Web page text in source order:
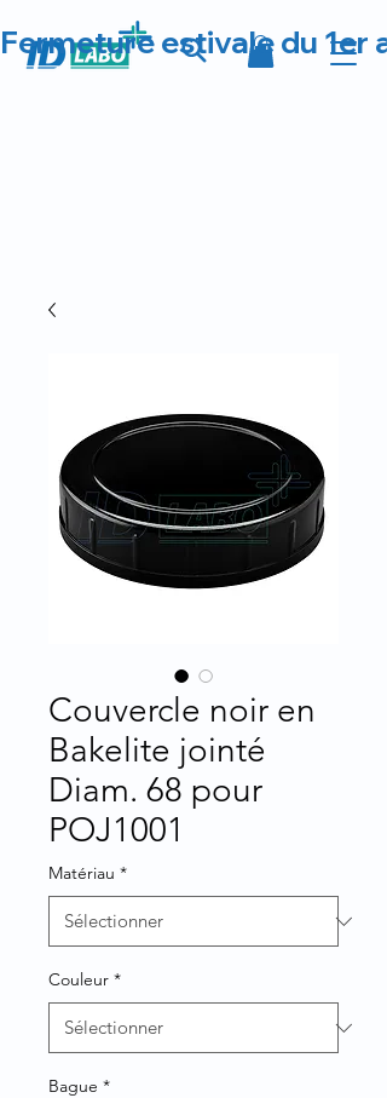
Fermeture estivale du 1er
Couvercle noir en
Bakelite jointé
Diam. 68 pour
POJ1001
Matériau *
Couleur *
Bague *